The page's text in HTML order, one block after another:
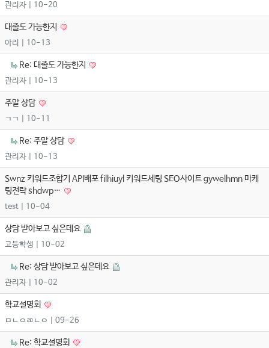
관리자 | 10-20
대졸도 가능한지
아리 | 10-13
Re: 대졸도 가능한지
관리자 | 10-13
주말 상담
ㄱㄱ | 10-11
Re: 주말 상담
관리자 | 10-13
Swnz 키워드조합기 API배포 filhiuyl 키워드세팅 SEO사이트 gywelhmn 마케
팅전략 shdwp…
test | 10-04
상담 받아보고 싶은데요
고등학생 | 10-02
Re: 상담 받아보고 싶은데요
관리자 | 10-02
학교설명회
ㅁㄴㅇㄻㄴㅇ | 09-26
Re: 학교설명회